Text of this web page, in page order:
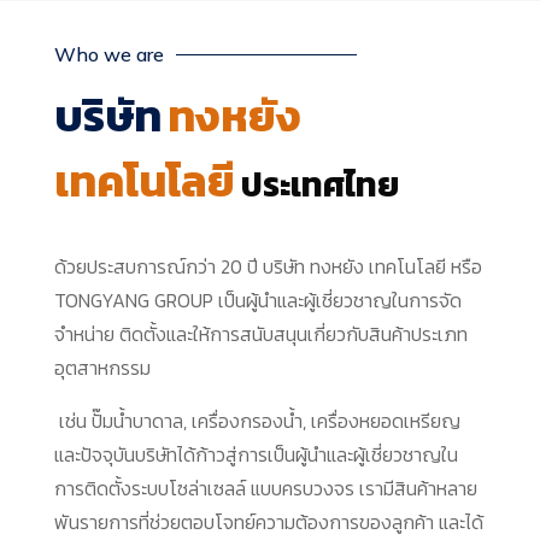
Who we are
บริษัททงหยัง
เทคโนโลยีประเทศไทย
ด้วยประสบการณ์กว่า 20 ปี บริษัท ทงหยัง เทคโนโลยี หรือ
TONGYANG GROUP เป็นผู้นำและผู้เชี่ยวชาญในการจัด
จำหน่าย ติดตั้งและให้การสนับสนุนเกี่ยวกับสินค้าประเภท
อุตสาหกรรม
เช่น ปั๊มน้ำบาดาล, เครื่องกรองน้ำ, เครื่องหยอดเหรียญ
และปัจจุบันบริษัทได้ก้าวสู่การเป็นผู้นำและผู้เชี่ยวชาญใน
การติดตั้งระบบโซล่าเซลล์ แบบครบวงจร เรามีสินค้าหลาย
พันรายการที่ช่วยตอบโจทย์ความต้องการของลูกค้า และได้